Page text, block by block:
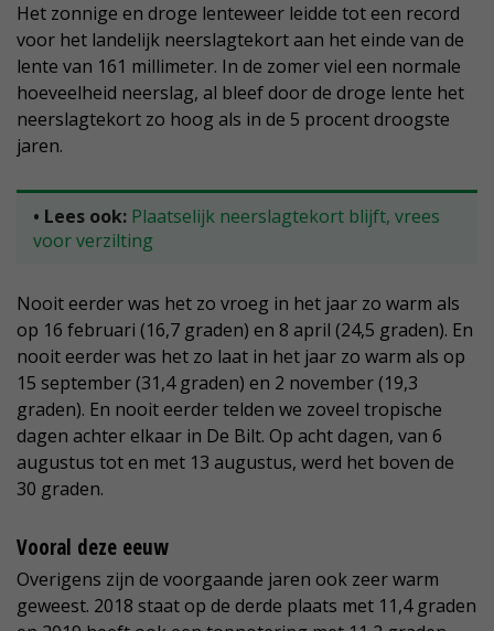
Het zonnige en droge lenteweer leidde tot een record
voor het landelijk neerslagtekort aan het einde van de
lente van 161 millimeter. In de zomer viel een normale
hoeveelheid neerslag, al bleef door de droge lente het
neerslagtekort zo hoog als in de 5 procent droogste
jaren.
• Lees ook: Plaatselijk neerslagtekort blijft, vrees
voor verzilting
Nooit eerder was het zo vroeg in het jaar zo warm als
op 16 februari (16,7 graden) en 8 april (24,5 graden). En
nooit eerder was het zo laat in het jaar zo warm als op
15 september (31,4 graden) en 2 november (19,3
graden). En nooit eerder telden we zoveel tropische
dagen achter elkaar in De Bilt. Op acht dagen, van 6
augustus tot en met 13 augustus, werd het boven de
30 graden.
Vooral deze eeuw
Overigens zijn de voorgaande jaren ook zeer warm
geweest. 2018 staat op de derde plaats met 11,4 graden